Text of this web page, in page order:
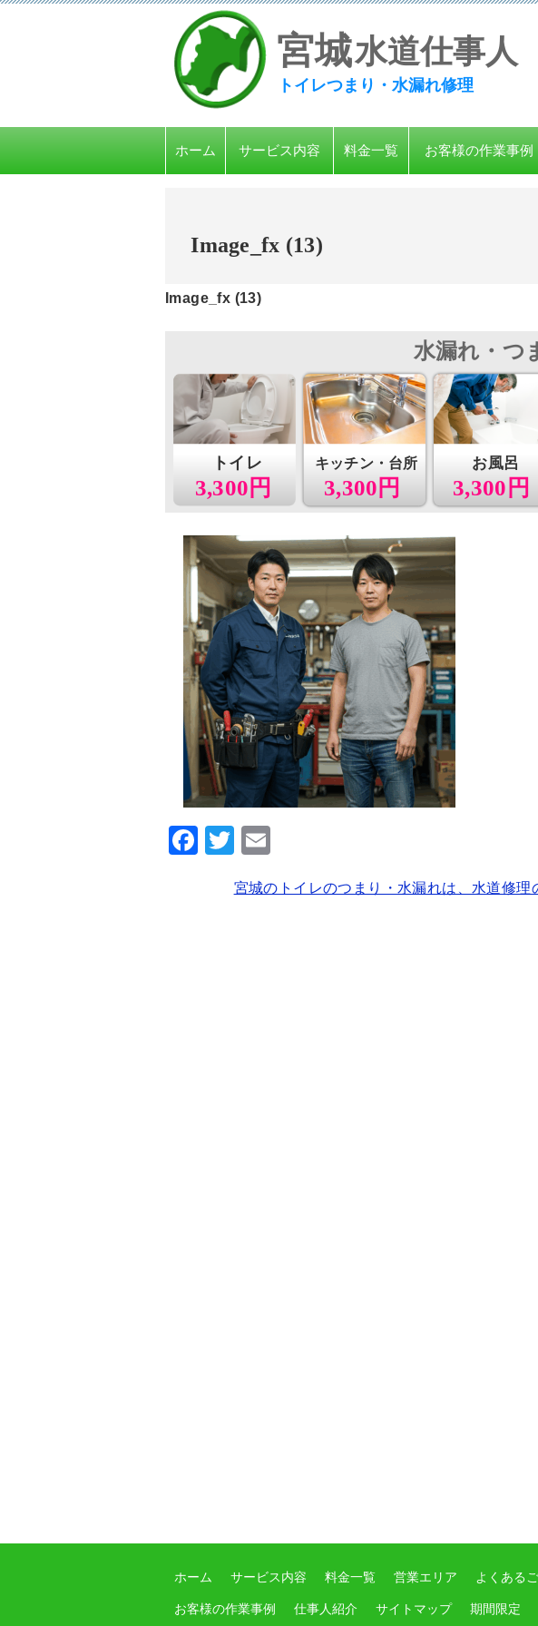
宮城水道仕事人
トイレつまり・水漏れ修理
ホーム サービス内容 料金一覧 お客様の作業事例
Image_fx (13)
Image_fx (13)
3,300円
トイレ
3,300円
キッチン・台所 お風呂
3,300円
水漏れ・つ
F
T
tt ai
宮城のトイレのつまり・水漏れは、水道修理
ホーム サービス内容 料金一覧 営業エリア よくある
お客様の作業事例 仕事人紹介 サイトマップ 期間限定